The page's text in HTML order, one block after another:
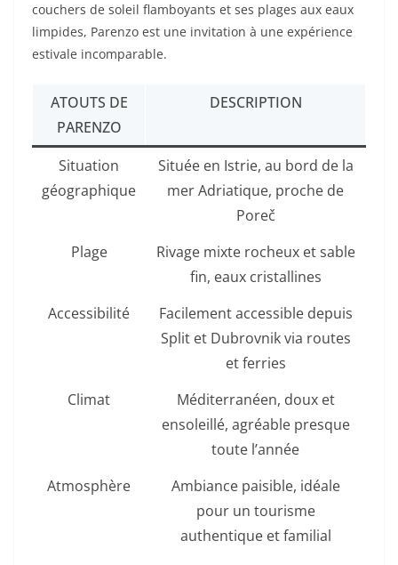
couchers de soleil flamboyants et ses plages aux eaux
limpides, Parenzo est une invitation à une expérience
estivale incomparable.
ATOUTS DE
PARENZO
DESCRIPTION
Situation
géographique
Située en Istrie, au bord de la
mer Adriatique, proche de
Poreč
Plage
Rivage mixte rocheux et sable
fin, eaux cristallines
Accessibilité
Facilement accessible depuis
Split et Dubrovnik via routes
et ferries
Climat
Méditerranéen, doux et
ensoleillé, agréable presque
toute l’année
Atmosphère
Ambiance paisible, idéale
pour un tourisme
authentique et familial